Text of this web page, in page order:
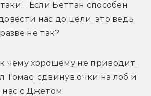
Если Беттан способен
нас до цели, это ведь
не так?
чему хорошему не приводит,
Томас, сдвинув очки на лоб и
нас с Джетом.